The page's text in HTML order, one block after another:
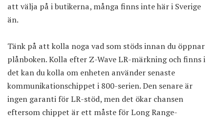
att välja på i butikerna, många finns inte här i Sverige
än.
Tänk på att kolla noga vad som stöds innan du öppnar
plånboken. Kolla efter Z-Wave LR-märkning och finns i
det kan du kolla om enheten använder senaste
kommunikationschippet i 800-serien. Den senare är
ingen garanti för LR-stöd, men det ökar chansen
eftersom chippet är ett måste för Long Range-